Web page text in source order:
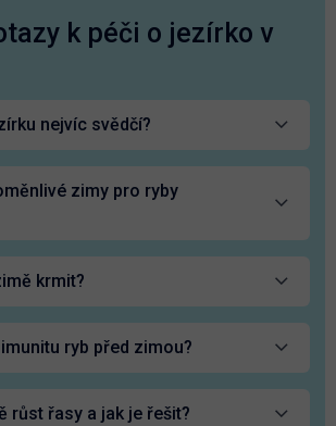
k péči o jezírko v
nejvíc svědčí?
zimy pro ryby
krmit?
ryb před zimou?
růst řasy a jak je řešit?